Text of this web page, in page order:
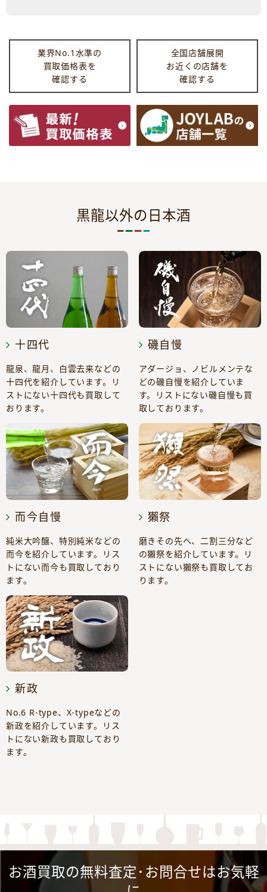
業界No.1水準の
買取価格表を
確認する
全国店舗展開
お近くの店舗を
確認する
黒龍以外の日本酒
十四代
龍泉、龍月、白雲去来などの
十四代を紹介しています。リ
ストにない十四代も買取して
おります。
磯自慢
アダージョ、ノビルメンテな
どの磯自慢を紹介していま
す。リストにない磯自慢も買
取しております。
而今自慢
純米大吟醸、特別純米などの
而今を紹介しています。リス
トにない而今も買取しており
ます。
獺祭
磨きその先へ、二割三分など
の獺祭を紹介しています。リ
ストにない獺祭も買取してお
ります。
新政
No.6 R-type、X-typeなどの
新政を紹介しています。リス
トにない新政も買取しており
ます。
お酒買取の無料査定･お問合せはお気軽